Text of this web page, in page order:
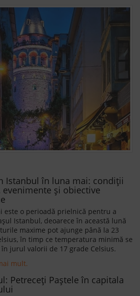
Istanbul în luna mai: condiții
evenimente și obiective
este o perioadă prielnică pentru a
Istanbul, deoarece în această lună
maxime pot ajunge până la 23
în timp ce temperatura minimă se
în jurul valorii de 17 grade Celsius.
mult.
Petreceți Paștele în capitala